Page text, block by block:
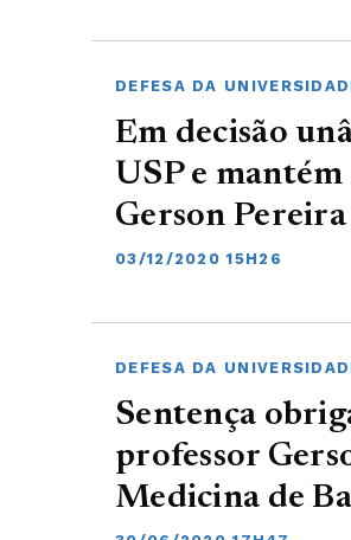
DEFESA DA
Em decisão
USP e
Gerson Pereira
03/12/2020 15H26
DEFESA DA
Sentença
professor
Medicina de